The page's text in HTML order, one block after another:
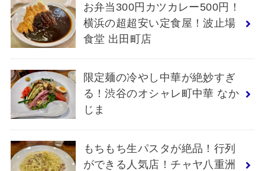
お弁当300円カツカレー500円！
横浜の超超安い定食屋！波止場
食堂 出田町店
限定麺の冷やし中華が絶妙すぎ
る！渋谷のオシャレ町中華 なか
じま
もちもち生パスタが絶品！行列
ができる人気店！チャヤ八重洲